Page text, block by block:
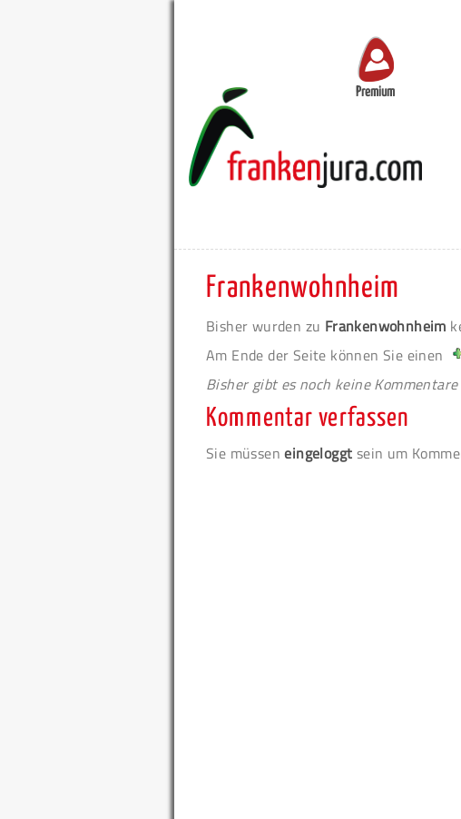
Premium
Frankenwohnheim
Bisher wurden zu Frankenwohnheim
Am Ende der Seite können Sie einen
Bisher gibt es noch keine Kommentare
Kommentar verfassen
Sie müsseneingeloggt sein um